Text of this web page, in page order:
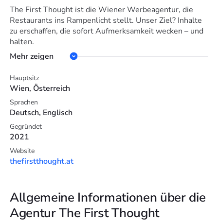
The First Thought ist die Wiener Werbeagentur, die
Restaurants ins Rampenlicht stellt. Unser Ziel? Inhalte
zu erschaffen, die sofort Aufmerksamkeit wecken – und
halten.
Mehr zeigen
Hauptsitz
Wien, Österreich
Sprachen
Deutsch, Englisch
Gegründet
2021
Website
thefirstthought.at
Allgemeine Informationen über die
Agentur The First Thought